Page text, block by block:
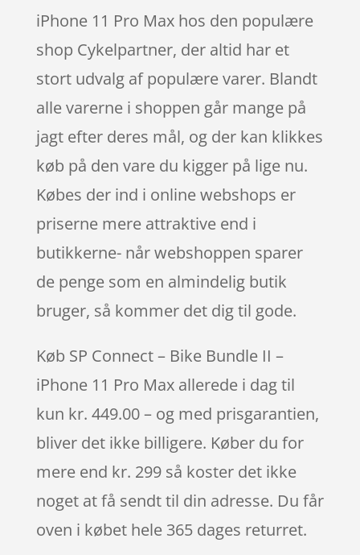
iPhone 11 Pro Max hos den populære
shop Cykelpartner, der altid har et
stort udvalg af populære varer. Blandt
alle varerne i shoppen går mange på
jagt efter deres mål, og der kan klikkes
køb på den vare du kigger på lige nu.
Købes der ind i online webshops er
priserne mere attraktive end i
butikkerne- når webshoppen sparer
de penge som en almindelig butik
bruger, så kommer det dig til gode.
Køb SP Connect – Bike Bundle II –
iPhone 11 Pro Max allerede i dag til
kun kr. 449.00 – og med prisgarantien,
bliver det ikke billigere. Køber du for
mere end kr. 299 så koster det ikke
noget at få sendt til din adresse. Du får
oven i købet hele 365 dages returret.